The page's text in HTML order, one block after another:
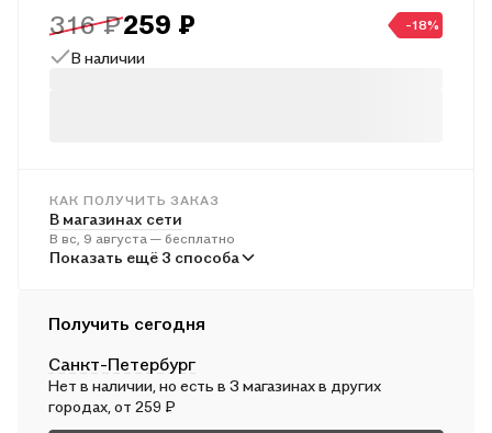
Веселые загадки и крупные области для раскрашивания
отлично подойдут для самых маленьких художников. Кроме
316 ₽259 ₽ -18%
В наличии
КАК ПОЛУЧИТЬ ЗАКАЗ
В магазинах сети
В вс, 9 августа — бесплатно
В пунктах выдачи
В пн, 10 августа — от 312 ₽
Почтой России
Во вт, 11 августа — от 496 ₽
Показать ещё 3 способа
Получить сегодня
Санкт-Петербург
Нет в наличии, но есть в 3 магазинах в других
городах, от 259 ₽